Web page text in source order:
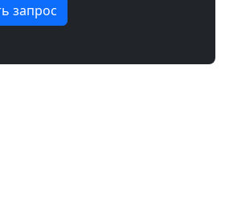
запрос